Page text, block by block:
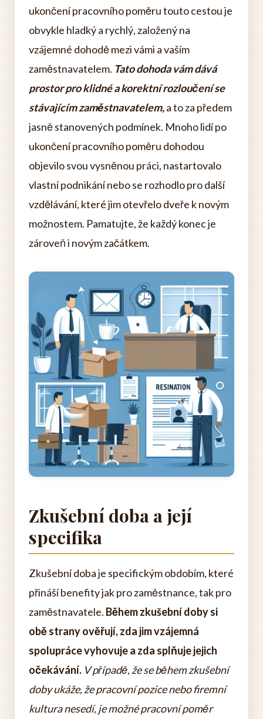
ukončení pracovního poměru touto cestou je
obvykle hladký a rychlý, založený na
vzájemné dohodě mezi vámi a vaším
zaměstnavatelem. Tato dohoda vám dává
prostor pro klidné a korektní rozloučení se
stávajícím zaměstnavatelem,a to za předem
jasně stanovených podmínek. Mnoho lidí po
ukončení pracovního poměru dohodou
objevilo svou vysněnou práci, nastartovalo
vlastní podnikání nebo se rozhodlo pro další
vzdělávání, které jim otevřelo dveře k novým
možnostem. Pamatujte, že každý konec je
zároveň i novým začátkem.
Zkušební doba a její
specifika
Zkušební doba je specifickým obdobím, které
přináší benefity jak pro zaměstnance, tak pro
zaměstnavatele. Během zkušební doby si
obě strany ověřují, zda jim vzájemná
spolupráce vyhovuje a zda splňuje jejich
očekávání. V případě, že se během zkušební
doby ukáže, že pracovní pozice nebo firemní
kultura nesedí, je možné pracovní poměr